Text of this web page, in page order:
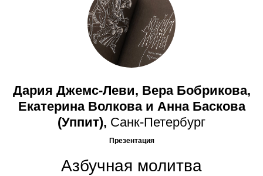
Дария Джемс-Леви, Вера Бобрикова,
Екатерина Волкова и Анна Баскова
(Уппит), Санк-Петербург
Презентация
Азбучная молитва